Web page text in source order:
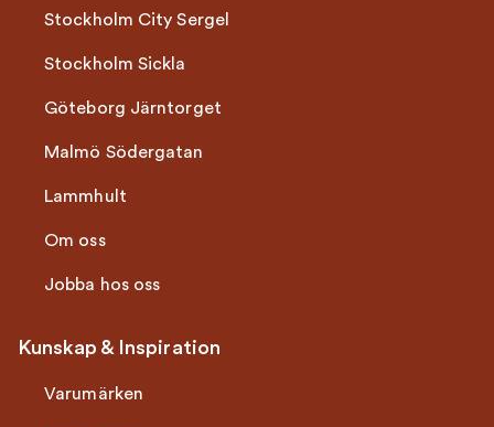
Stockholm City Sergel
Stockholm Sickla
Göteborg Järntorget
Malmö Södergatan
Lammhult
Om oss
Jobba hos oss
Kunskap & Inspiration
Varumärken